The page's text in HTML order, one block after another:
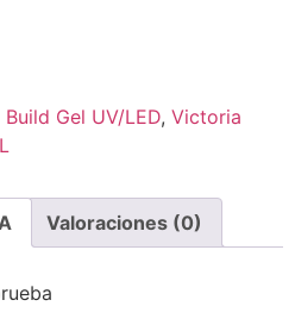
Build Gel UV/LED, Victoria
Valoraciones (0)